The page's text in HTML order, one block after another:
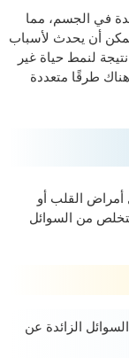
في الجسم، مما
أن يحدث لأسباب
لنمط حياة غير
طرقًا متعددة
أمراض القلب أو
من السوائل
الزائدة عن